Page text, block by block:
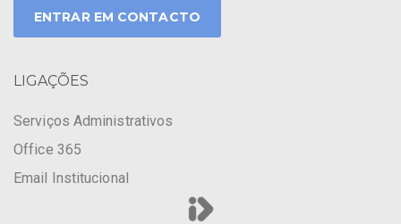
ENTRAR EM CONTACTO
LIGAÇÕES
Serviços Administrativos
Office 365
Email Institucional